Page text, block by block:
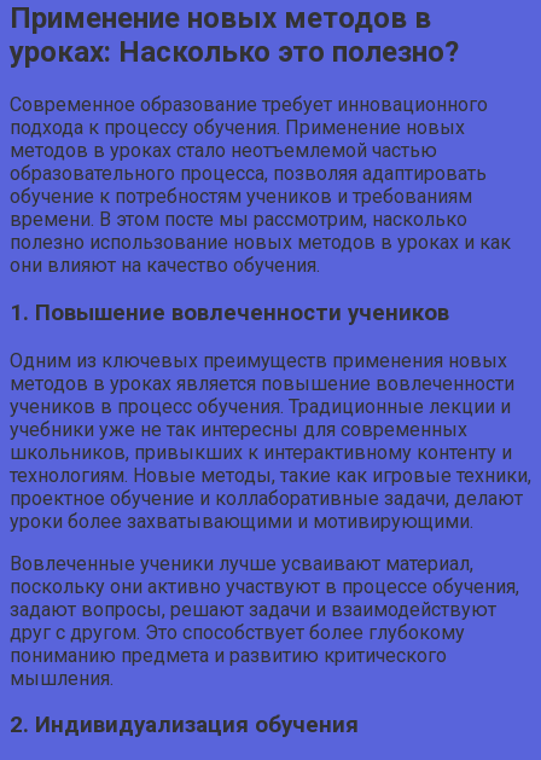
Применение новых методов в
уроках: Насколько это полезно?
Современное образование требует инновационного
подхода к процессу обучения. Применение новых
методов в уроках стало неотъемлемой частью
образовательного процесса, позволяя адаптировать
обучение к потребностям учеников и требованиям
времени. В этом посте мы рассмотрим, насколько
полезно использование новых методов в уроках и как
они влияют на качество обучения.
1. Повышение вовлеченности учеников
Одним из ключевых преимуществ применения новых
методов в уроках является повышение вовлеченности
учеников в процесс обучения. Традиционные лекции и
учебники уже не так интересны для современных
школьников, привыкших к интерактивному контенту и
технологиям. Новые методы, такие как игровые техники,
проектное обучение и коллаборативные задачи, делают
уроки более захватывающими и мотивирующими.
Вовлеченные ученики лучше усваивают материал,
поскольку они активно участвуют в процессе обучения,
задают вопросы, решают задачи и взаимодействуют
друг с другом. Это способствует более глубокому
пониманию предмета и развитию критического
мышления.
2. Индивидуализация обучения